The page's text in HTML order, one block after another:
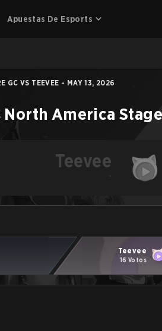
Apuestas De Esports
GC VS TEEVEE - MAY 13, 2026
America Stage
Teevee
-
Teevee
16 Votos